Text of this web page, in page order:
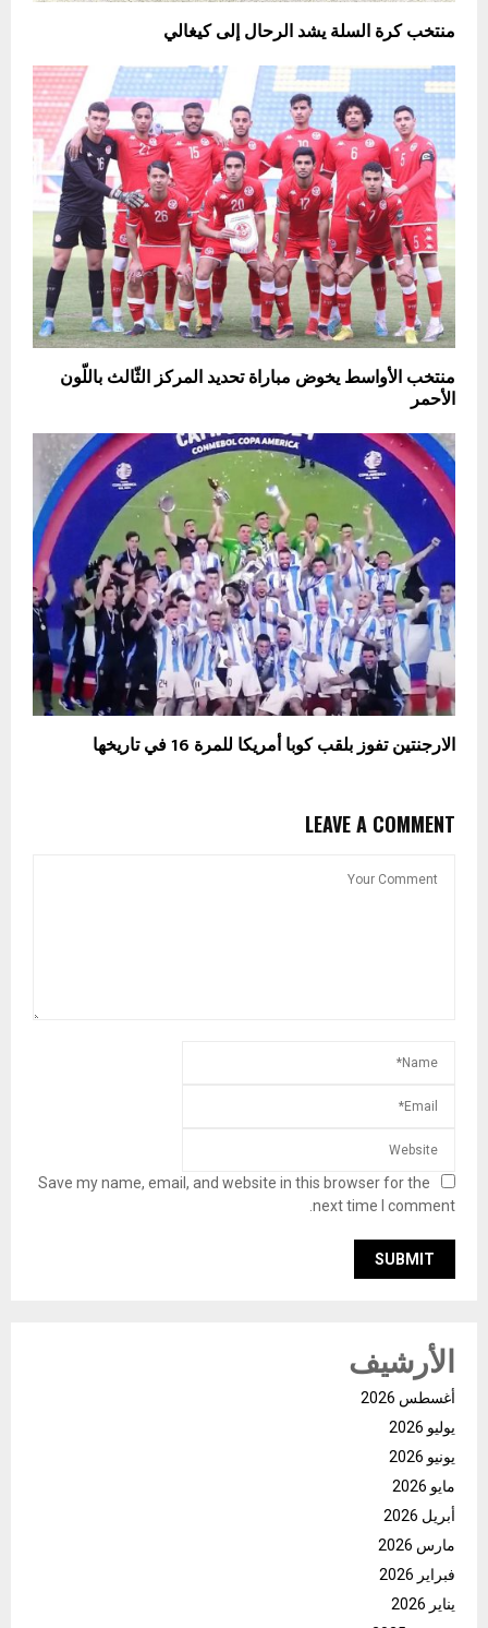
منتخب كرة السلة يشد الرحال إلى كيغالي
منتخب الأواسط يخوض مباراة تحديد المركز الثّالث باللّون
الأحمر
الارجنتين تفوز بلقب كوبا أمريكا للمرة 16 في تاريخها
LEAVE A COMMENT
Save my name, email, and website in this browser for the
next time I comment.
الأرشيف
أغسطس 2026
يوليو 2026
يونيو 2026
مايو 2026
أبريل 2026
مارس 2026
فبراير 2026
يناير 2026